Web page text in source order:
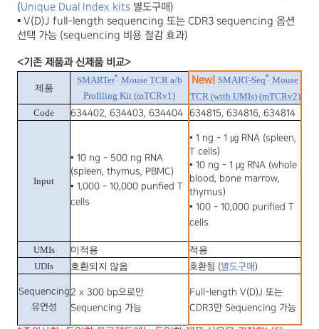
(Unique Dual Index kits 별도구매)
▪ V(D)J full-length sequencing 또는 CDR3 sequencing 옵션
선택 가능 (sequencing 비용 절감 효과)
<기존 제품과 신제품 비교>
제품
SMARTer® Mouse TCR a/b
Profiling Kit (mTCRv1)
New! SMART-Seq® Mouse
TCR (with UMIs) (mTCRv2)
Code
634402, 634403, 634404 634815, 634816, 634814
Input
▪ 10 ng - 500 ng RNA
(spleen, thymus, PBMC)
▪ 1,000 - 10,000 purified T
cells
▪ 1 ng - 1 ㎍ RNA (spleen,
T cells)
▪ 10 ng - 1 ㎍ RNA (whole
blood, bone marrow,
thymus)
▪ 100 - 10,000 purified T
cells
UMIs 미적용
적용
UDIs
호환되지 않음 호환됨 (별도구매)
Sequencing
유연성
2 x 300 bp으로만
Sequencing 가능
Full-length V(D)J 또는
CDR3만 Sequencing 가능